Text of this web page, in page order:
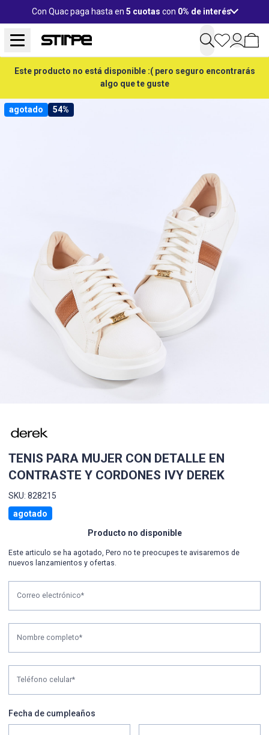
Con Quac paga hasta en 5 cuotas con 0% de interés
Este producto no está disponible :( pero seguro encontrarás
algo que te guste
agotado 54%
TENIS PARA MUJER CON DETALLE EN
CONTRASTE Y CORDONES IVY DEREK
SKU: 828215
agotado
Producto no disponible
Este articulo se ha agotado, Pero no te preocupes te avisaremos de
nuevos lanzamientos y ofertas.
Correo electrónico*
Nombre completo*
Teléfono celular*
Fecha de cumpleaños